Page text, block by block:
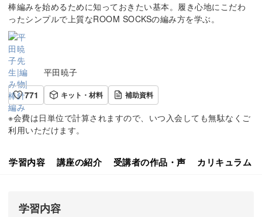
棒編みを始めるために知っておきたい基本。履き心地にこだわ
ったシンプルで上質なROOM SOCKSの編み方を学ぶ。
平田暁子
771
キット・材料 補助資料
※会費は日単位で計算されますので、いつ入会しても無駄なくご
利用いただけます。
学習内容 講座の紹介 受講者の作品・声 カリキュラム
学習内容